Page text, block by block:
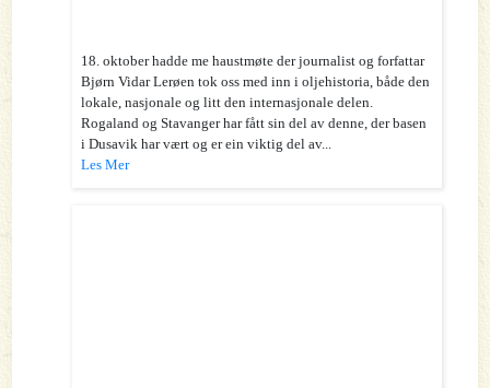
18. oktober hadde me haustmøte der journalist og forfattar
Bjørn Vidar Lerøen tok oss med inn i oljehistoria, både den
lokale, nasjonale og litt den internasjonale delen.
Rogaland og Stavanger har fått sin del av denne, der basen
i Dusavik har vært og er ein viktig del av...
Les Mer